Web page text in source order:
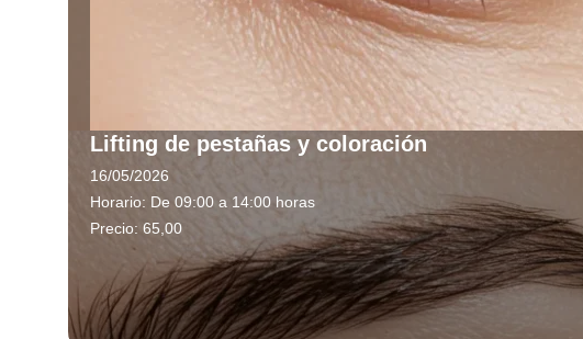
Lifting de pestañas y coloración
16/05/2026
Horario: De 09:00 a 14:00 horas
Precio: 65,00